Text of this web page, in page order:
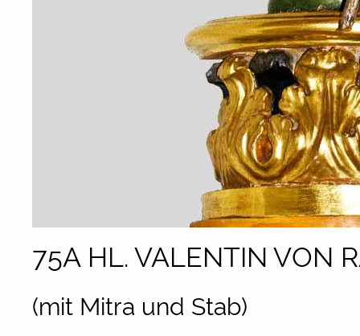
75A HL. VALENTIN VON
(mit Mitra und Stab)